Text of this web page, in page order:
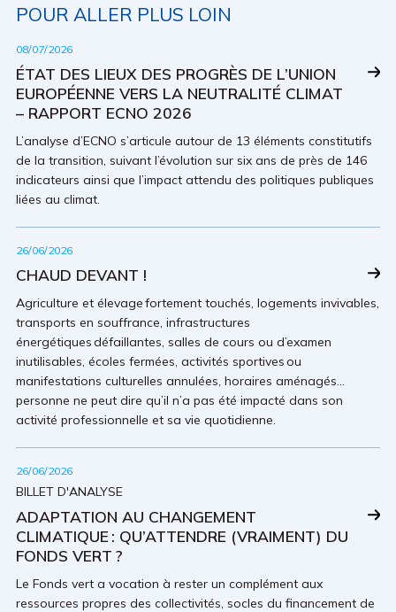
POUR ALLER PLUS LOIN
08/07/2026
ÉTAT DES LIEUX DES PROGRÈS DE L’UNION
EUROPÉENNE VERS LA NEUTRALITÉ CLIMAT
– RAPPORT ECNO 2026
L’analyse d’ECNO s’articule autour de 13 éléments constitutifs
de la transition, suivant l’évolution sur six ans de près de 146
indicateurs ainsi que l’impact attendu des politiques publiques
liées au climat.
26/06/2026
CHAUD DEVANT !
Agriculture et élevage fortement touchés, logements invivables,
transports en souffrance, infrastructures
énergétiques défaillantes, salles de cours ou d’examen
inutilisables, écoles fermées, activités sportives ou
manifestations culturelles annulées, horaires aménagés…
personne ne peut dire qu’il n’a pas été impacté dans son
activité professionnelle et sa vie quotidienne.
26/06/2026
BILLET D'ANALYSE
ADAPTATION AU CHANGEMENT
CLIMATIQUE : QU’ATTENDRE (VRAIMENT) DU
FONDS VERT ?
Le Fonds vert a vocation à rester un complément aux
ressources propres des collectivités, socles du financement de